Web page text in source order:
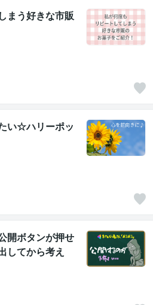
まう好きな市販
い☆ハリーポッ
開ボタンが押せ
してから考え